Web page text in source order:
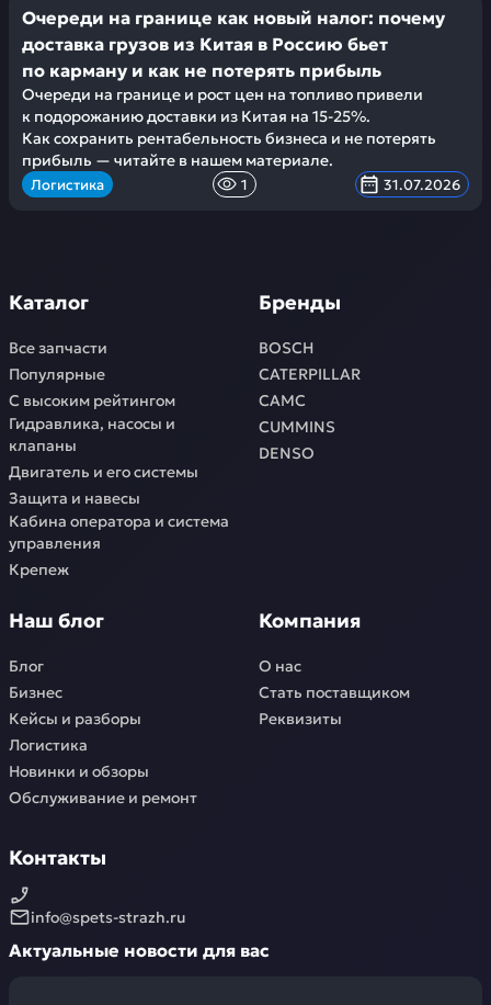
Очереди на границе как новый налог: почему
доставка грузов из Китая в Россию бьет
по карману и как не потерять прибыль
Очереди на границе и рост цен на топливо привели
к подорожанию доставки из Китая на 15-25%.
Как сохранить рентабельность бизнеса и не потерять
прибыль — читайте в нашем материале.
Логистика 1 31.07.2026
Каталог
Все запчасти
Популярные
С высоким рейтингом
Гидравлика, насосы и
клапаны
Двигатель и его системы
Защита и навесы
Кабина оператора и система
управления
Крепеж
Бренды
BOSCH
CATERPILLAR
CAMC
CUMMINS
DENSO
Наш блог
Блог
Бизнес
Кейсы и разборы
Логистика
Новинки и обзоры
Обслуживание и ремонт
Компания
О нас
Стать поставщиком
Реквизиты
Контакты
info@spets-strazh.ru
Актуальные новости для вас